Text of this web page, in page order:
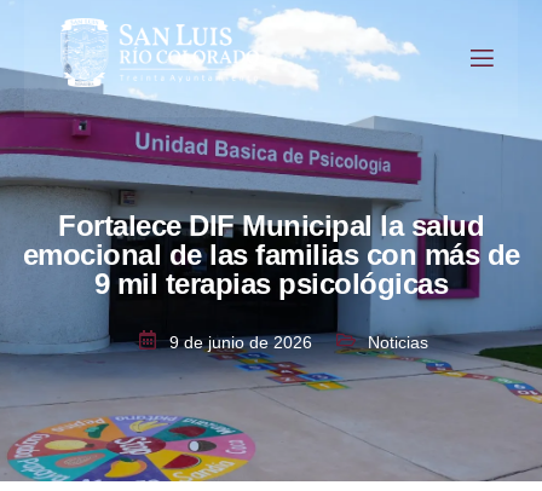
Fortalece DIF Municipal la salud
emocional de las familias con más de
9 mil terapias psicológicas
9 de junio de 2026 Noticias